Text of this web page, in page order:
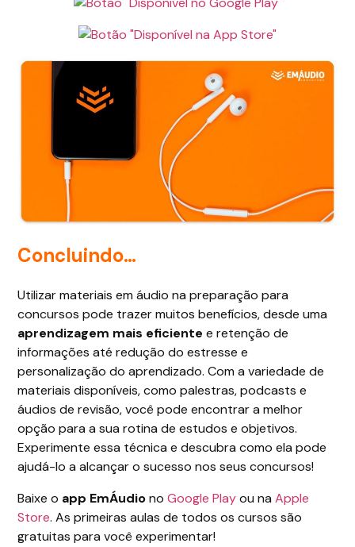
Concluindo…
Utilizar materiais em áudio na preparação para
concursos pode trazer muitos benefícios, desde uma
aprendizagem mais eficiente e retenção de
informações até redução do estresse e
personalização do aprendizado. Com a variedade de
materiais disponíveis, como palestras, podcasts e
áudios de revisão, você pode encontrar a melhor
opção para a sua rotina de estudos e objetivos.
Experimente essa técnica e descubra como ela pode
ajudá-lo a alcançar o sucesso nos seus concursos!
Baixe o app EmÁudionoGoogle Playou naApple
Store. As primeiras aulas de todos os cursos são
gratuitas para você experimentar!